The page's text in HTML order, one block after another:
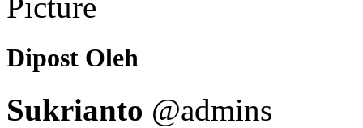
Dipost Oleh
Sukrianto @admins